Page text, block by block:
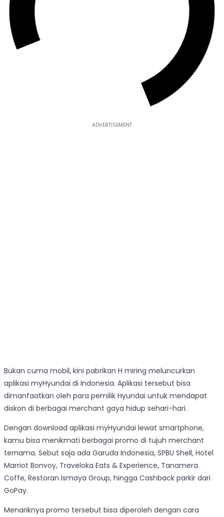
Bukan cuma mobil, kini pabrikan H miring meluncurkan
aplikasi myHyundai di Indonesia. Aplikasi tersebut bisa
dimanfaatkan oleh para pemilik Hyundai untuk mendapat
diskon di berbagai merchant gaya hidup sehari-hari.
Dengan download aplikasi myHyundai lewat smartphone,
kamu bisa menikmati berbagai promo di tujuh merchant
ternama. Sebut saja ada Garuda Indonesia, SPBU Shell, Hotel
Marriot Bonvoy, Traveloka Eats & Experience, Tanamera
Coffe, Restoran Ismaya Group, hingga Cashback parkir dari
GoPay.
Menariknya promo tersebut bisa diperoleh dengan cara